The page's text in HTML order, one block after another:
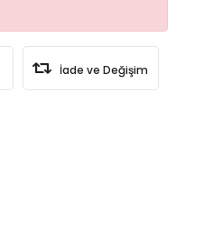
İade ve Değişim